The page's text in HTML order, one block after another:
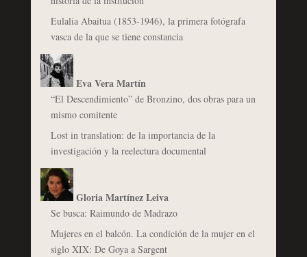
Eulalia Abaitua (1853-1946), la primera fotógrafa
vasca de la que se tiene constancia
Eva Vera Martín
“El Descendimiento” de Bronzino, dos obras para un
mismo comitente
Lost in translation: de la importancia de la
investigación y la reelectura documental
Gloria Martínez Leiva
Se busca: Raimundo de Madrazo
Mujeres en el balcón. La condición de la mujer en el
siglo XIX: De Goya a Sargent